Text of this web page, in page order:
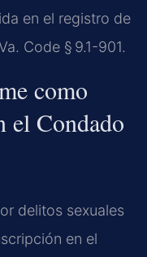
en el registro de
Code § 9.1-901.
como
el Condado
delitos sexuales
en el